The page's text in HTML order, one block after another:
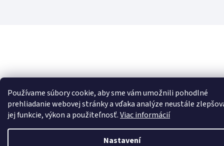
Používame súbory cookie, aby sme vám umožnili pohodlné
prehliadanie webovej stránky a vďaka analýze neustále
jej funkcie, výkon a použiteľnosť.Viac informácií
Nastavení